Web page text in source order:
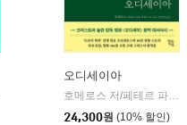
오디세이아
호메로스 저/페테르 파울 루벤스 그림/박문재 역
24,300원 (10% 할인)